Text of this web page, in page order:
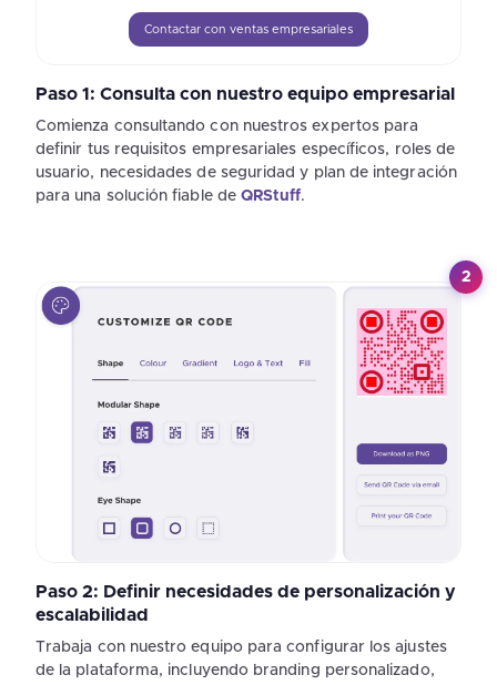
Contactar con ventas empresariales
Paso 1: Consulta con nuestro equipo empresarial
Comienza consultando con nuestros expertos para
definir tus requisitos empresariales específicos, roles de
usuario, necesidades de seguridad y plan de integración
para una solución fiable de QRStuff.
2
Paso 2: Definir necesidades de personalización y
escalabilidad
Trabaja con nuestro equipo para configurar los ajustes
de la plataforma, incluyendo branding personalizado,